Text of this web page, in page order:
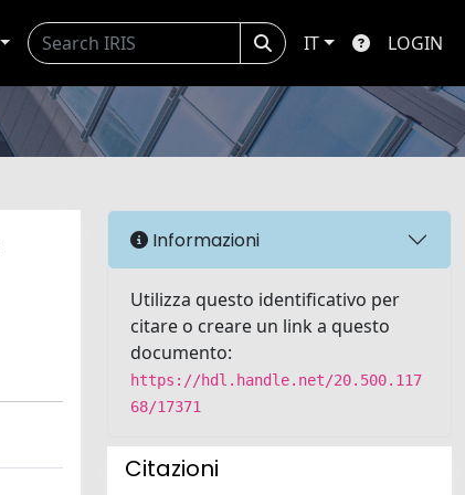
IT LOGIN
Informazioni
Utilizza questo identificativo per
citare o creare un link a questo
documento:
https://hdl.handle.net/20.500.117
68/17371
Citazioni